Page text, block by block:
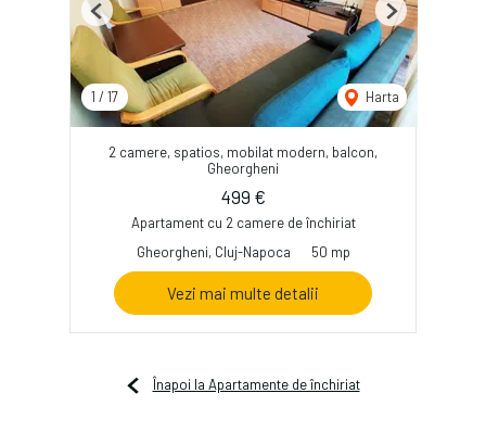
1 / 17 Harta
Previous Next
2 camere, spatios, mobilat modern, balcon,
Gheorgheni
499 €
Apartament cu 2 camere de închiriat
Gheorgheni, Cluj-Napoca
50 mp
Vezi mai multe detalii
Înapoi la Apartamente de închiriat